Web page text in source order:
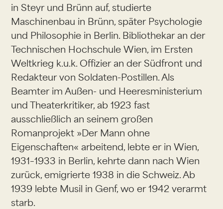
in Steyr und Brünn auf, studierte
Maschinenbau in Brünn, später Psychologie
und Philosophie in Berlin. Bibliothekar an der
Technischen Hochschule Wien, im Ersten
Weltkrieg k.u.k. Offizier an der Südfront und
Redakteur von Soldaten-Postillen. Als
Beamter im Außen- und Heeresministerium
und Theaterkritiker, ab 1923 fast
ausschließlich an seinem großen
Romanprojekt »Der Mann ohne
Eigenschaften« arbeitend, lebte er in Wien,
1931–1933 in Berlin, kehrte dann nach Wien
zurück, emigrierte 1938 in die Schweiz. Ab
1939 lebte Musil in Genf, wo er 1942 verarmt
starb.